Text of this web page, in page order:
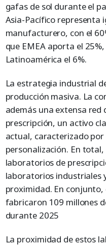
gafas de sol durante el
Asia-Pacífico representa
manufacturero, con el
que EMEA aporta el
Latinoamérica el 6%.
La estrategia industrial
producción masiva. La
además una extensa
prescripción, un activo
actual, caracterizado
personalización. En
laboratorios de
laboratorios industriales
proximidad. En
fabricaron 109 millones
durante 2025
La proximidad de estos